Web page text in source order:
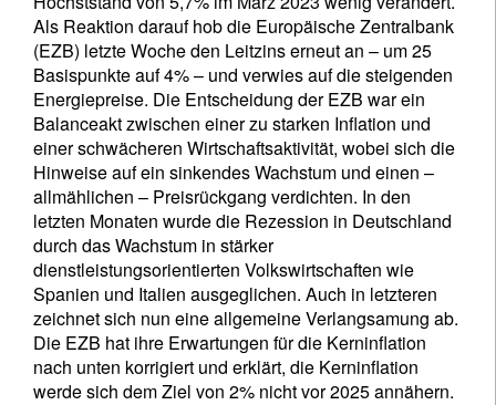
Als Reaktion darauf hob die Europäische Zentralbank
(EZB) letzte Woche den Leitzins erneut an – um 25
Basispunkte auf 4% – und verwies auf die steigenden
Energiepreise. Die Entscheidung der EZB war ein
Balanceakt zwischen einer zu starken Inflation und
einer schwächeren Wirtschaftsaktivität, wobei sich die
Hinweise auf ein sinkendes Wachstum und einen –
allmählichen – Preisrückgang verdichten. In den
letzten Monaten wurde die Rezession in Deutschland
durch das Wachstum in stärker
dienstleistungsorientierten Volkswirtschaften wie
Spanien und Italien ausgeglichen. Auch in letzteren
zeichnet sich nun eine allgemeine Verlangsamung ab.
Die EZB hat ihre Erwartungen für die Kerninflation
nach unten korrigiert und erklärt, die Kerninflation
werde sich dem Ziel von 2% nicht vor 2025 annähern.